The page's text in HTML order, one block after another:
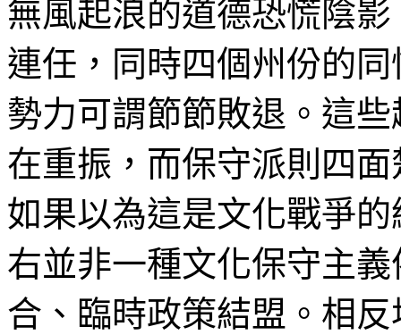
無風起浪的道德恐慌陰
連任，同時四個州份的
勢力可謂節節敗退。這
在重振，而保守派則四
如果以為這是文化戰爭
右並非一種文化保守主
合、臨時政策結盟。相